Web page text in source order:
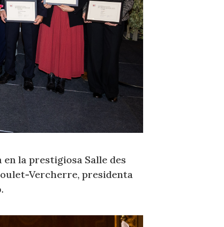
la prestigiosa Salle des
Vercherre, presidenta